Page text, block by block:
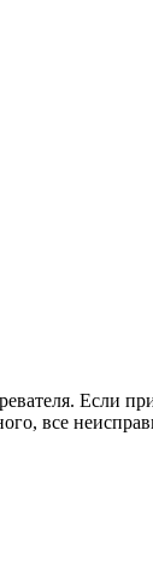
Если
все